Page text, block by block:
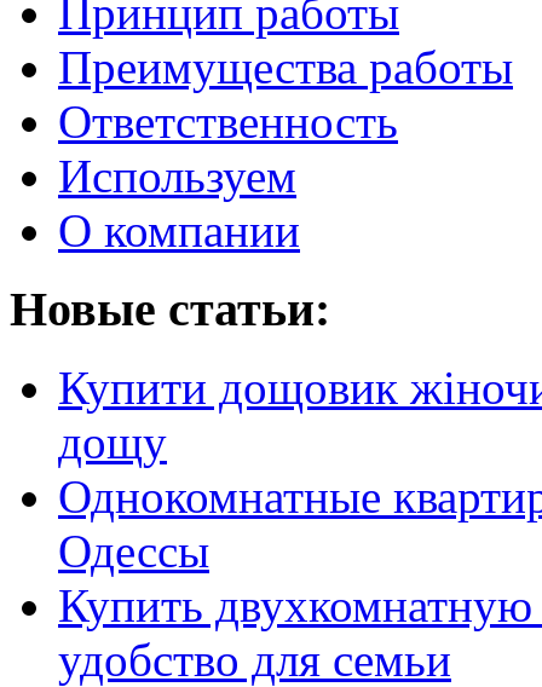
Принцип работы
Преимущества работы
Ответственность
Используем
О компании
Новые статьи:
Купити дощовик
дощу
Однокомнатные
Одессы
Купить
удобство для семьи